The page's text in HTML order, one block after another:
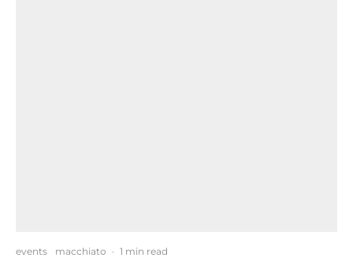
events macchiato · 1 min read